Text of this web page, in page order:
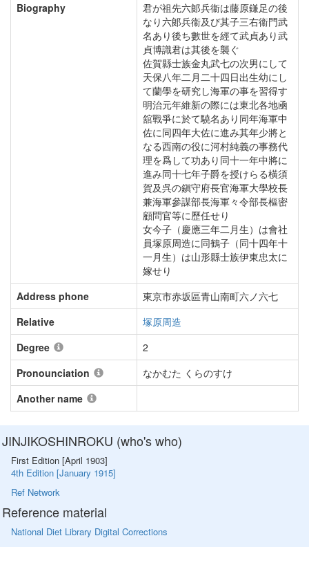
Biography
君が祖先六郞兵衞は藤原鎌足の後
なり六郞兵衞及び其子三右衞門武
名あり後ち數世を經て武貞あり武
貞博識君は其後を襲ぐ
佐賀縣士族金丸武七の次男にして
天保八年二月二十四日出生幼にし
て蘭學を研究し海軍の事を習得す
明治元年維新の際には東北各地凾
舘戰爭に於て驍名あり同年海軍中
佐に同四年大佐に進み其年少將と
なる西南の役に河村純義の事務代
理を爲して功あり同十一年中將に
進み同十七年子爵を授けらる橫須
賀及呉の鎭守府長官海軍大學校長
兼海軍參謀部長海軍々令部長樞密
顧問官等に歷任せり
女今子（慶應三年二月生）は會社
員塚原周造に同鶴子（同十四年十
一月生）は山形縣士族伊東忠太に
嫁せり
Address phone
東京市赤坂區青山南町六ノ六七
Relative
塚原周造
Degree
2
Pronounciation
なかむた くらのすけ
Another name
JINJIKOSHINROKU (who's who)
First Edition [April 1903]
4th Edition [January 1915]
Ref Network
Reference material
National Diet Library Digital Corrections